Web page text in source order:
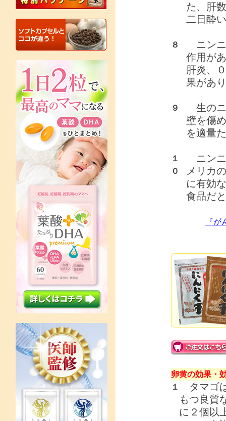
た、肝
二日酔
８
ニンニ
作用が
肝炎、
果があ
９
生のニ
壁を傷
を適量
１
０
ニンニ
メリカ
に有効
食品だ
『
卵黄の効果・
１
タマゴ
もつ良質
に２個以